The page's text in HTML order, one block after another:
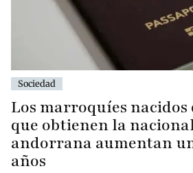
Sociedad
Los marroquíes nacidos
que obtienen la
andorrana aumentan
años